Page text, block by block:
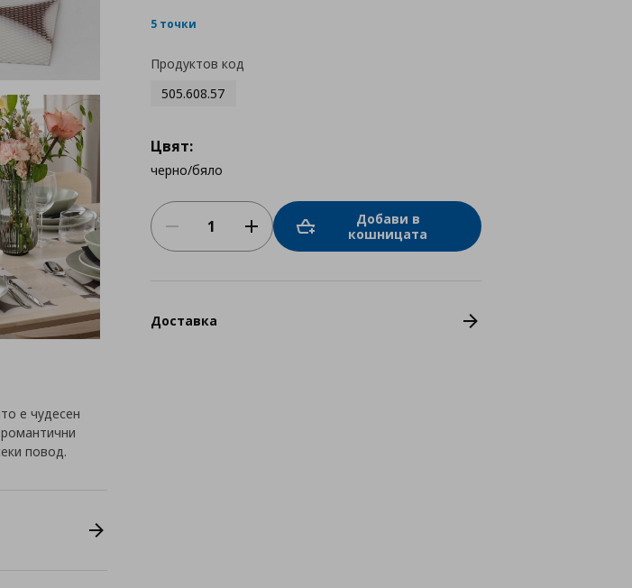
5 точки
Продуктов код
505.608.57
Цвят:
черно/бяло
Добави в
кошницата
Доставка
е чудесен
повод.